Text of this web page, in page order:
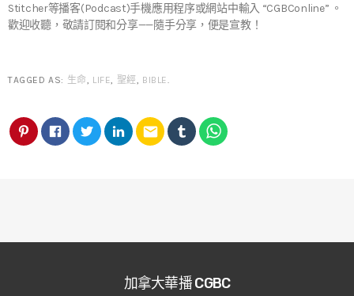
Stitcher等播客(Podcast)手機應用程序或網站中輸入 “CGBConline” 。
歡迎收聽，敬請訂閱和分享——隨手分享，便是宣教！
TAGGED AS: 生命, LIFE, 聖經, BIBLE.
email
加拿大華播 CGBC